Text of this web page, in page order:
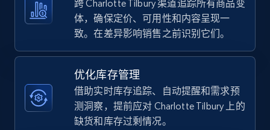
TikTok Shop - category
URL, Title, Available, Description, Currency, Initial
price, Final price, Discount percent, and more.
668+
跨 Charlotte Tilbury 渠道追踪所有商品变
体，确保定价、可用性和内容呈现一
致。在差异影响销售之前识别它们。
优化库存管理
借助实时库存追踪、自动提醒和需求预
测洞察，提前应对 Charlotte Tilbury 上的
缺货和库存过剩情况。